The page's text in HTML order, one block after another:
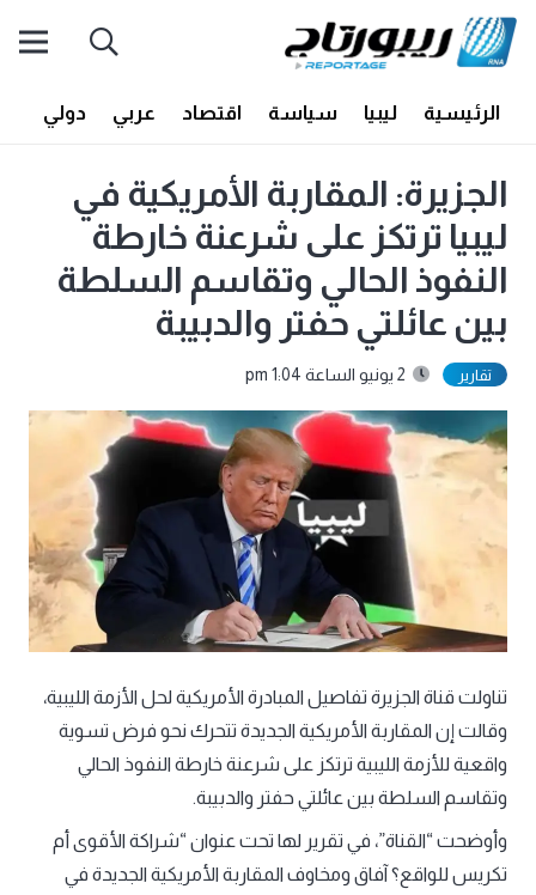
الرئيسية ليبيا سياسة اقتصاد عربي دولي
الجزيرة: المقاربة الأمريكية في
ليبيا ترتكز على شرعنة خارطة
النفوذ الحالي وتقاسم السلطة
بين عائلتي حفتر والدبيبة
تقارير 2 يونيو الساعة 1:04 pm
تناولت قناة الجزيرة تفاصيل المبادرة الأمريكية لحل الأزمة الليبية،
وقالت إن المقاربة الأمريكية الجديدة تتحرك نحو فرض تسوية
واقعية للأزمة الليبية ترتكز على شرعنة خارطة النفوذ الحالي
وتقاسم السلطة بين عائلتي حفتر والدبيبة.
وأوضحت “القناة”، في تقرير لها تحت عنوان “شراكة الأقوى أم
تكريس للواقع؟ آفاق ومخاوف المقاربة الأمريكية الجديدة في